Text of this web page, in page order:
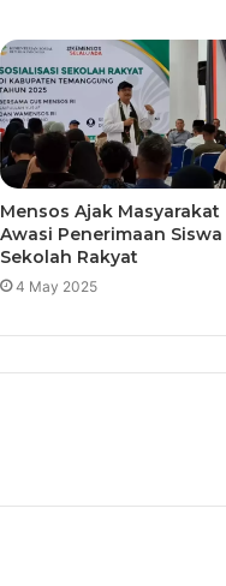
Mensos Ajak Masyarakat
Awasi Penerimaan Siswa
Sekolah Rakyat
4 May 2025